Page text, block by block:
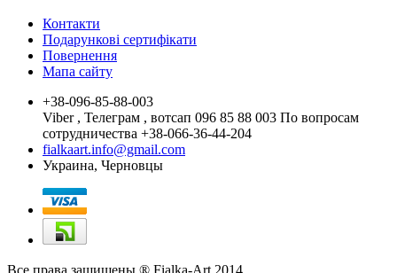
Контакти
Подарункові сертифікати
Повернення
Мапа сайту
+38-096-85-88-003
Viber , Телеграм , вотсап 096 85 88 003 По вопросам
сотрудничества +38-066-36-44-204
fialkaart.info@gmail.com
Украина, Черновцы
Все права защищены ® Fialka-Art 2014